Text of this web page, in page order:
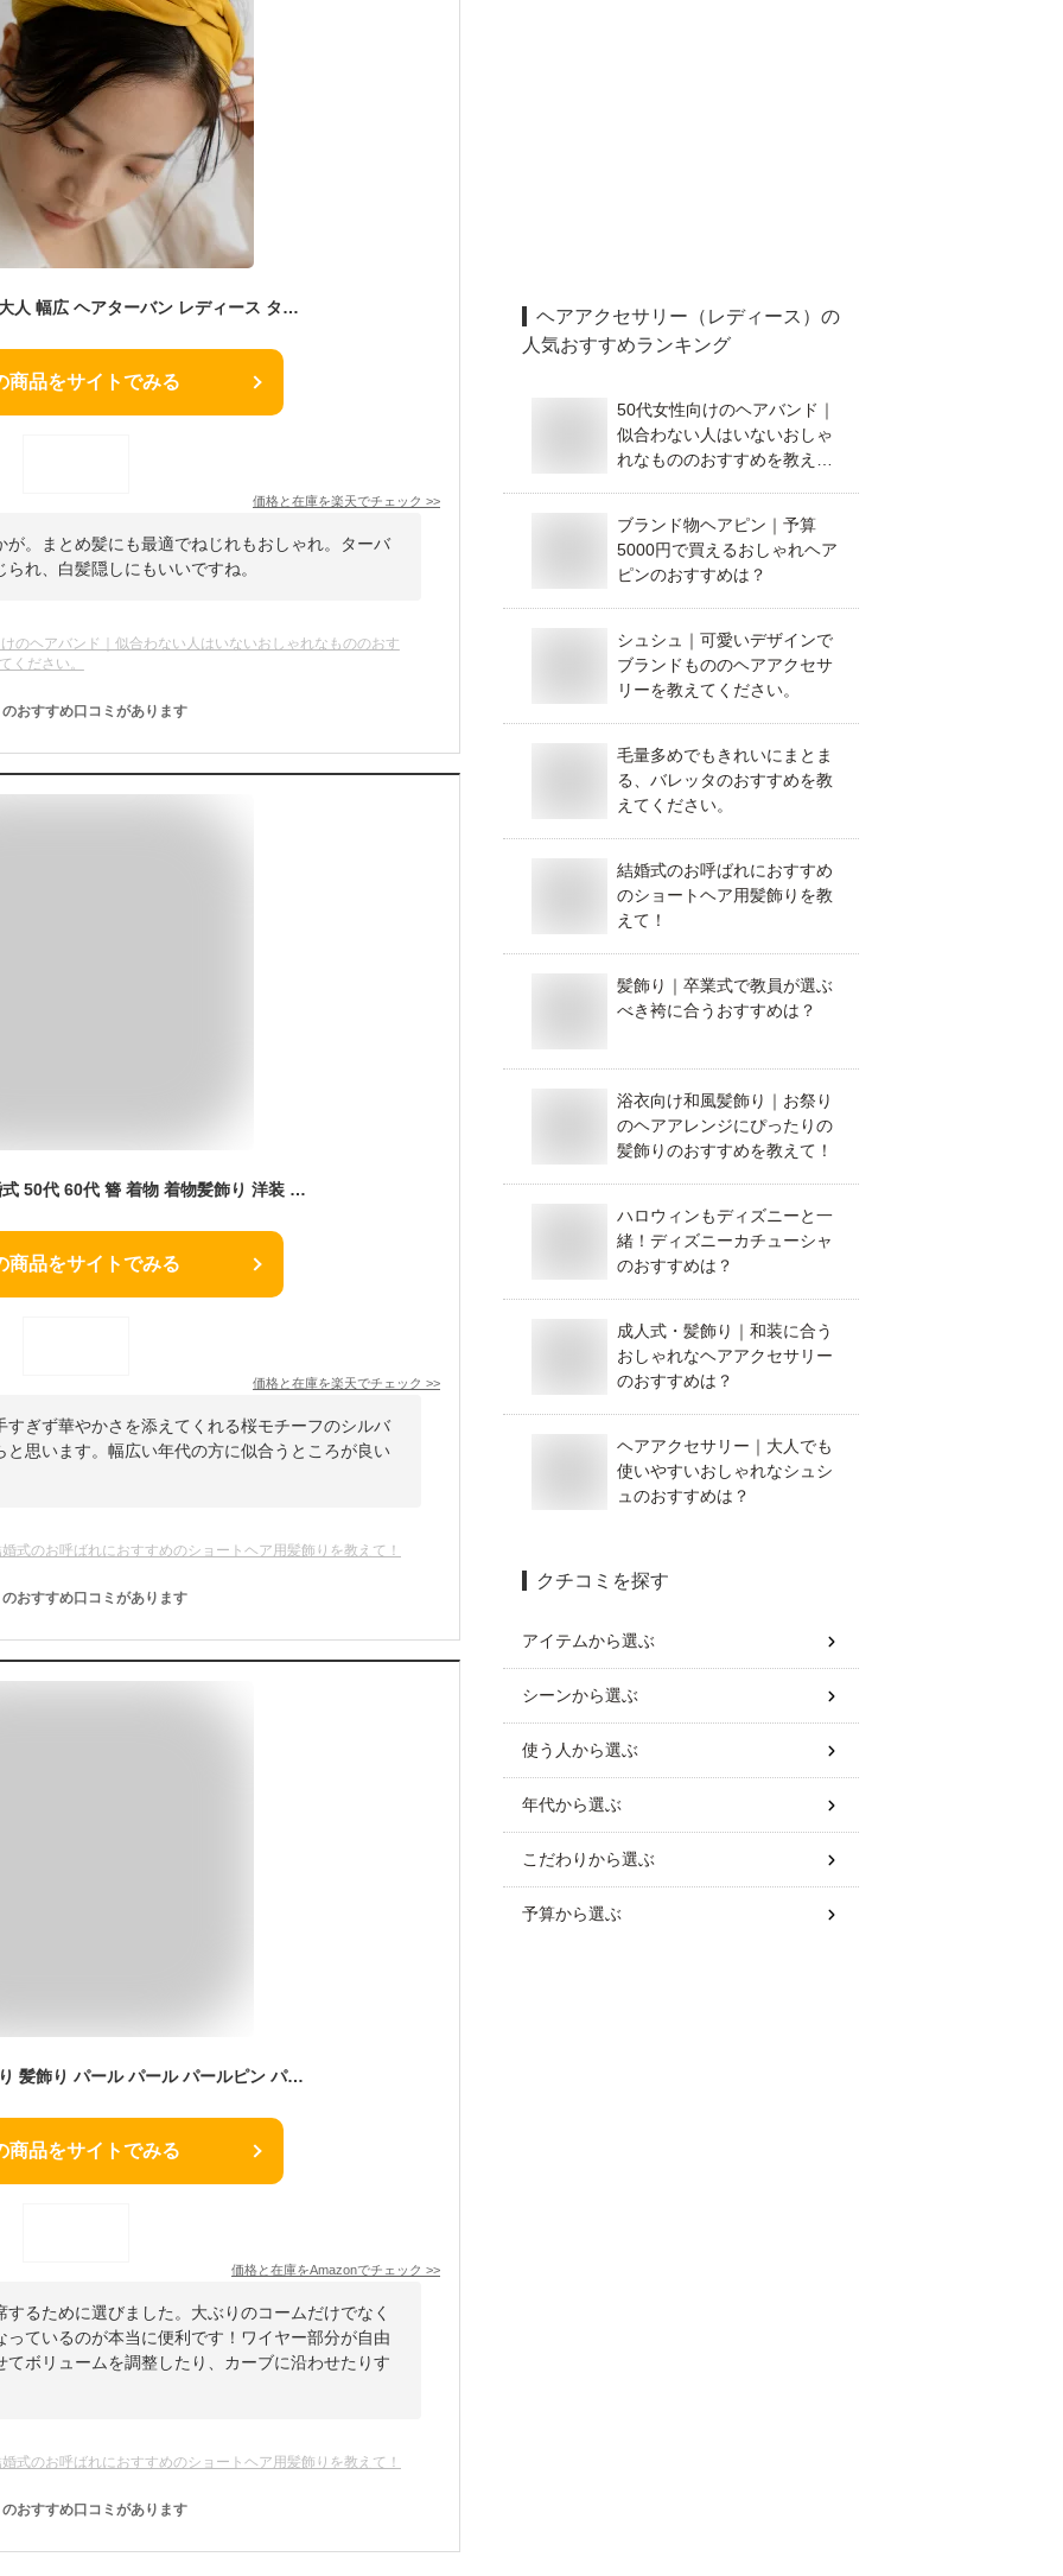
ヘアバンド かわいい 大人 幅広 ヘアターバン レディース ターバン風 ヘアアクセサリー 無地 簡単 クロス ツイスト コンビ ゴム コーデュロイ ねじれ ノンストレス エレガント 大人 かわいい まとめ髪 大人っぽい nsa-h30062 【メール便】 敬老の日 プレゼント
商品をサイトでみる
価格と在庫を楽天でチェック >>
。まとめ髪にも最適でねじれもおしゃれ。ターバ
れ、白髪隠しにもいいですね。
のヘアバンド｜似合わない人はいないおしゃれなもののおす
ください。
のおすすめ口コミがあります
クリ 和装 黒留袖 結婚式 50代 60代 簪 着物 着物髪飾り 洋装 花 40代 成人式 ヘアクリップ 母親 ショート ヘアアクセサリー 桜
商品をサイトでみる
価格と在庫を楽天でチェック >>
ぎず華やかさを添えてくれる桜モチーフのシルバ
思います。幅広い年代の方に似合うところが良い
式のお呼ばれにおすすめのショートヘア用髪飾りを教えて！
のおすすめ口コミがあります
ヘアピン パール 髪飾り 髪飾り パール パール パールピン パール パーティ ヘッドドレス ヘアピン コーム お花 手作り 髪飾り ヘアアクセサリー 結婚式 卒業式 入学式 髪飾り ヘッドドレス 和装 アレンジ 3点セット (ゴールド1)
商品をサイトでみる
価格と在庫をAmazonでチェック >>
るために選びました。大ぶりのコームだけでなく
ているのが本当に便利です！​ワイヤー部分が自由
ボリュームを調整したり、カーブに沿わせたりす
式のお呼ばれにおすすめのショートヘア用髪飾りを教えて！
のおすすめ口コミがあります
ヘアアクセサリー（レディース） の
人気おすすめランキング
50代女性向けのヘアバンド｜
似合わない人はいないおしゃ
れなもののおすすめを教えて
ブランド物ヘアピン｜予算
5000円で買えるおしゃれヘア
ピンのおすすめは？
シュシュ｜可愛いデザインで
ブランドもののヘアアクセサ
リーを教えてください。
毛量多めでもきれいにまとま
る、バレッタのおすすめを教
えてください。
結婚式のお呼ばれにおすすめ
のショートヘア用髪飾りを教
えて！
髪飾り｜卒業式で教員が選ぶ
べき袴に合うおすすめは？
浴衣向け和風髪飾り｜お祭り
のヘアアレンジにぴったりの
髪飾りのおすすめを教えて！
ハロウィンもディズニーと一
緒！ディズニーカチューシャ
のおすすめは？
成人式・髪飾り｜和装に合う
おしゃれなヘアアクセサリー
のおすすめは？
ヘアアクセサリー｜大人でも
使いやすいおしゃれなシュシ
ュのおすすめは？
クチコミを探す
アイテムから選ぶ
シーンから選ぶ
使う人から選ぶ
年代から選ぶ
こだわりから選ぶ
予算から選ぶ